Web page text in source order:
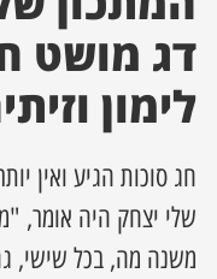
מסע מלחמה
השבוע
דג מושט
לימון
חג סוכות הגיע ואין
שלי יצחק היה אומר,
משנה מה, בכל שישי,